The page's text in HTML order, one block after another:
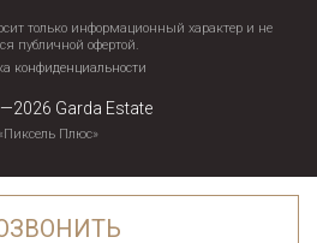
только информационный характер и не
публичной офертой.
конфиденциальности
Garda Estate
«Пиксель Плюс»